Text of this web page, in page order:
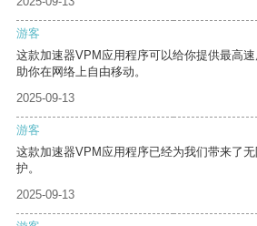
游客
这款加速器VPM应用程序可以给你提供最高
助你在网络上自由移动。
2025-09-13
游客
这款加速器VPM应用程序已经为我们带来了
护。
2025-09-13